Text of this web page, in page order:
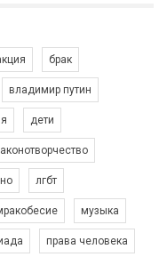
Зупинимо насильство проти ЛГБТ в Україні! Stop violence against LGBT in Ukraine!
брак
владимир путин
дети
лгбт
музыка
права человека